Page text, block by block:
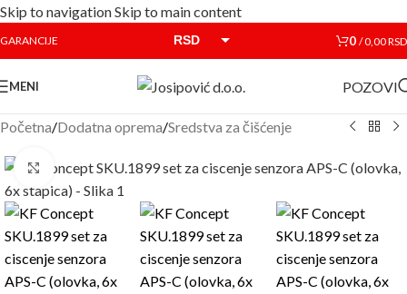
Skip to navigationSkip to main content
GARANCIJE RSD 0 /0,00RSD
MENI POZOVI
Početna/Dodatna oprema/Sredstva za čišćenje
Click to enlarge